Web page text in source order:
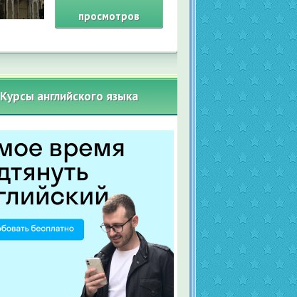
просмотров
Курсы английского языка